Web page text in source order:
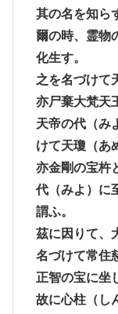
其の名を知ら
爾の時、霊物
化生す。
之を名づけて
亦尸棄大梵天
天帝の代（み
けて天瓊（あ
亦金剛の宝杵
代（みよ）に
謂ふ。
茲に因りて、
名づけて常住
正智の宝に坐
故に心柱（し